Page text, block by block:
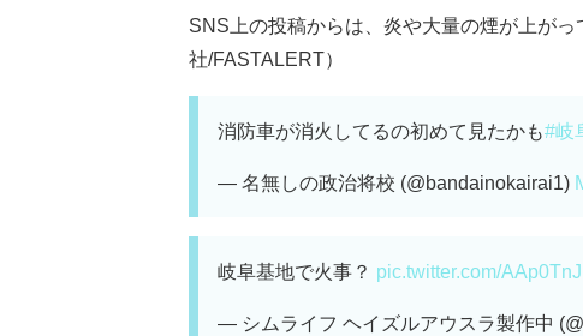
SNS上の投稿からは、炎や大量の煙が上が
社/FASTALERT）
消防車が消火してるの初めて見たかも#岐
— 名無しの政治将校 (@bandainokairai1)
岐阜基地で火事？ pic.twitter.com/
— シムライフ ヘイズルアウスラ製作中